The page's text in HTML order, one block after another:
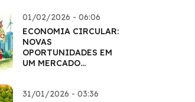
01/02/2026 - 06:06
ECONOMIA CIRCULAR:
NOVAS
OPORTUNIDADES EM
UM MERCADO
31/01/2026 - 03:36